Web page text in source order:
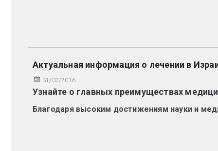
Актуальная информация о лечении в
31/07/2016
Узнайте о главных преимуществах
Благодаря высоким достижениям науки и